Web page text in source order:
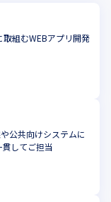
取組むWEBアプリ開発
公共向けシステムに
してご担当